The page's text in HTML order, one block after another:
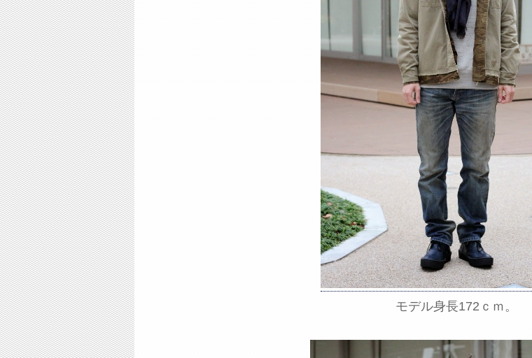
モデル身長172ｃｍ。